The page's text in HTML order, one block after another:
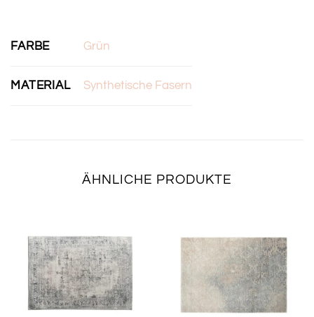
FARBE Grün
MATERIAL Synthetische Fasern
ÄHNLICHE PRODUKTE